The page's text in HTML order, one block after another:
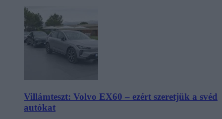
Villámteszt: Volvo EX60 – ezért szeretjük a svéd
autókat